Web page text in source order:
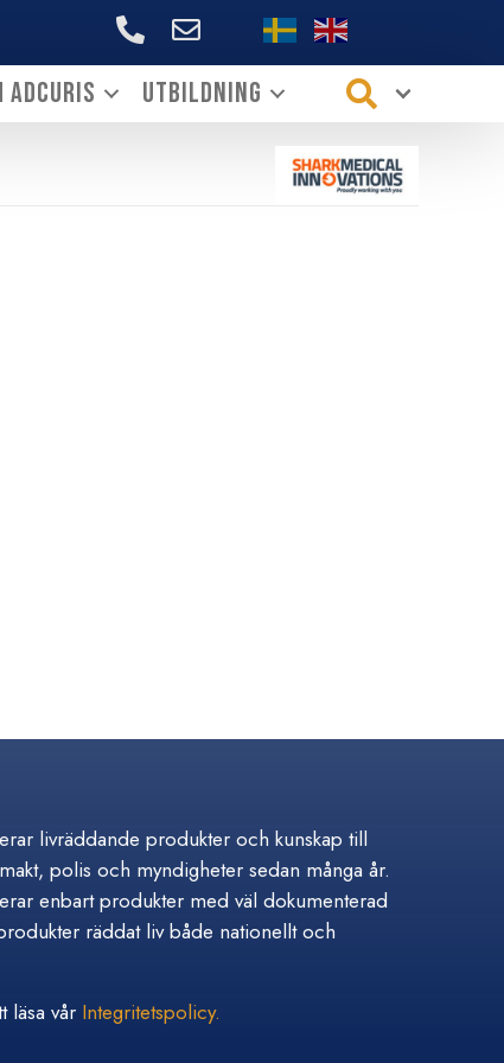
+46706144339
ADCURIS Utbildning
livräddande produkter och kunskap till
polis och myndigheter sedan många år.
enbart produkter med väl dokumenterad
räddat liv både nationellt och
läsa vår Integritetspolicy.